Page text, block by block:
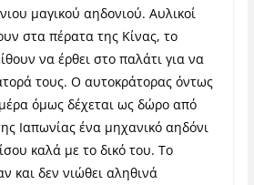
μαγικού αηδονιού. Αυλικοί
στα πέρατα της Κίνας, το
να έρθει στο παλάτι για να
τους. Ο αυτοκράτορας όντως
όμως δέχεται ως δώρο από
Ιαπωνίας ένα μηχανικό αηδόνι
καλά με το δικό του. Το
και δεν νιώθει αληθινά